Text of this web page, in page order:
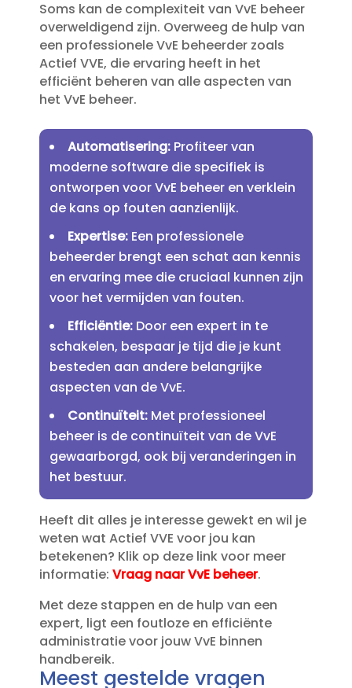
Soms kan de complexiteit van VvE beheer
overweldigend zijn.​ Overweeg de hulp van
een professionele VvE beheerder zoals
Actief VVE, die ervaring heeft in het
efficiënt beheren van alle aspecten van
het VvE beheer.​
Automatisering:Profiteer van
moderne software die specifiek is
ontworpen voor VvE beheer en verklein
de kans op fouten aanzienlijk.​
Expertise:Een professionele
beheerder brengt een schat aan kennis
en ervaring mee die cruciaal kunnen zijn
voor het vermijden van fouten.​
Efficiëntie:Door een expert in te
schakelen, bespaar je tijd die je kunt
besteden aan andere belangrijke
aspecten van de VvE.​
Continuïteit:Met professioneel
beheer is de continuïteit van de VvE
gewaarborgd, ook bij veranderingen in
het bestuur.​
Heeft dit alles je interesse gewekt en wil je
weten wat Actief VVE voor jou kan
betekenen? Klik op deze link voor meer
informatie: Vraag naar VvE beheer.​
Met deze stappen en de hulp van een
expert, ligt een foutloze en efficiënte
administratie voor jouw VvE binnen
handbereik.​
Meest gestelde vragen